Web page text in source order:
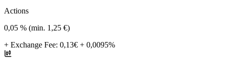
Actions
0,05 % (min. 1,25 €)
+ Exchange Fee: 0,13€ + 0,0095%